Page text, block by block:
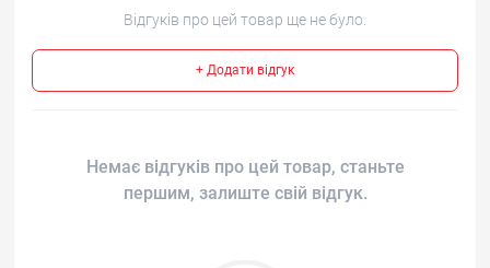
Відгуків про цей товар ще не було.
+ Додати відгук
Немає відгуків про цей товар, станьте
першим, залиште свій відгук.